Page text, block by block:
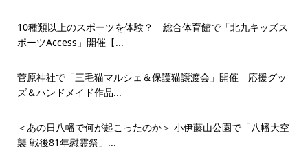
10種類以上のスポーツを体験？ 総合体育館で「北九キッズス
ポーツAccess」開催【...
菅原神社で「三毛猫マルシェ＆保護猫譲渡会」開催 応援グッ
ズ＆ハンドメイド作品...
＜あの日八幡で何が起こったのか＞ 小伊藤山公園で「八幡大空
襲 戦後81年慰霊祭」...